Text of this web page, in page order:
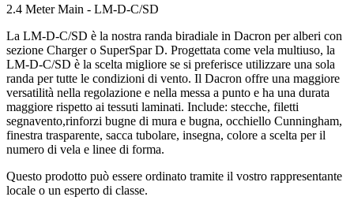
2.4 Meter Main - LM-D-C/SD
La LM-D-C/SD è la nostra randa biradiale in Dacron per alberi con
sezione Charger o SuperSpar D. Progettata come vela multiuso, la
LM-D-C/SD è la scelta migliore se si preferisce utilizzare una sola
randa per tutte le condizioni di vento. Il Dacron offre una maggiore
versatilità nella regolazione e nella messa a punto e ha una durata
maggiore rispetto ai tessuti laminati. Include: stecche, filetti
segnavento,rinforzi bugne di mura e bugna, occhiello Cunningham,
finestra trasparente, sacca tubolare, insegna, colore a scelta per il
numero di vela e linee di forma.
Questo prodotto può essere ordinato tramite il vostro rappresentante
locale o un esperto di classe.